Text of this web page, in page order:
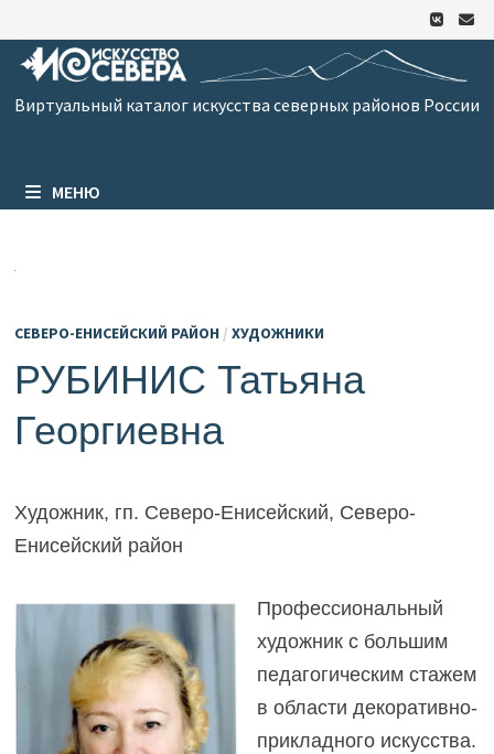
к
содержимому
Виртуальный каталог искусства северных районов России
МЕНЮ
СЕВЕРО-ЕНИСЕЙСКИЙ РАЙОН / ХУДОЖНИКИ
РУБИНИС Татьяна
Георгиевна
Художник, гп. Северо-Енисейский, Северо-
Енисейский район
Профессиональный
художник с большим
педагогическим стажем
в области декоративно-
прикладного искусства.